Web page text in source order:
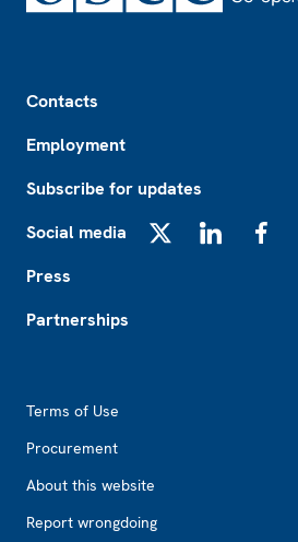
Contacts
Employment
Subscribe for updates
Social media
Press
Partnerships
Terms of Use
Procurement
About this website
Report wrongdoing